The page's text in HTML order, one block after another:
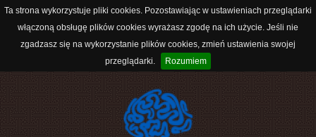
Ta strona wykorzystuje pliki cookies. Pozostawiając w ustawieniach przeglądarki
włączoną obsługę plików cookies wyrażasz zgodę na ich użycie. Jeśli nie
zgadzasz się na wykorzystanie plików cookies, zmień ustawienia swojej
przeglądarki.
Rozumiem